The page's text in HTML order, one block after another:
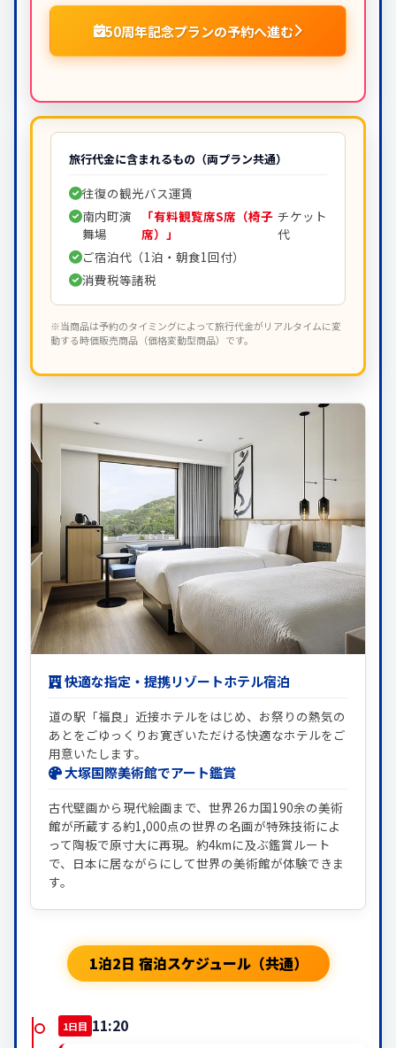
50周年記念プランの予約へ進む
旅行代金に含まれるもの（両プラン共通）
往復の観光バス運賃
南内町演
舞場
「有料観覧席S席（椅子
席）」
チケット
代
ご宿泊代（1泊・朝食1回付）
消費税等諸税
※当商品は予約のタイミングによって旅行代金がリアルタイムに変
動する時価販売商品（価格変動型商品）です。
快適な指定・提携リゾートホテル宿泊
道の駅「福良」近接ホテルをはじめ、お祭りの熱気の
あとをごゆっくりお寛ぎいただける快適なホテルをご
用意いたします。
大塚国際美術館でアート鑑賞
古代壁画から現代絵画まで、世界26カ国190余の美術
館が所蔵する約1,000点の世界の名画が特殊技術によ
って陶板で原寸大に再現。約4kmに及ぶ鑑賞ルート
で、日本に居ながらにして世界の美術館が体験できま
す。
1泊2日 宿泊スケジュール（共通）
1日目 11:20